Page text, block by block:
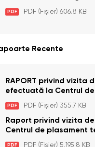
aprilie 2025 cu privire la
Constituțională şi art.
PDF PDF (Fișier) 606.8 KB
Recente
RAPORT privind vizita
efectuată la Centrul
Temporar pentru
Dizabilități (Adulte) din
Edineț, din data de 25
PDF PDF (Fișier) 355.7 KB
Raport privind vizita
Centrul de plasament
persoanele cu
PDF PDF (Fișier) 5,195.8 KB